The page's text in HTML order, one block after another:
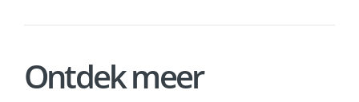
Ontdek meer